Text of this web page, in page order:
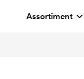
Assortiment